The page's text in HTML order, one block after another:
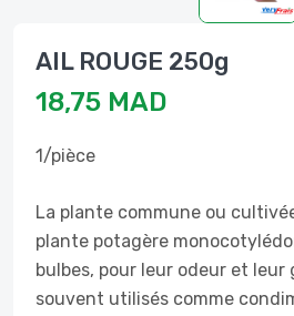
AIL ROUGE 250g
18,75 MAD
1/pièce
La plante commune ou
plante potagère
bulbes, pour leur odeur et
souvent utilisés comme